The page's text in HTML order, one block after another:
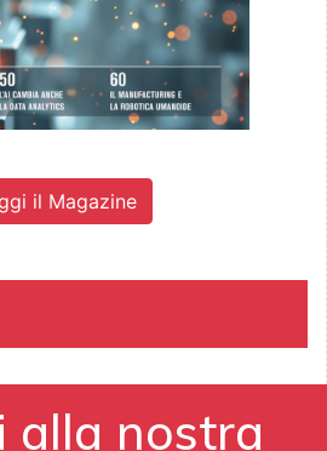
il Magazine
alla nostra